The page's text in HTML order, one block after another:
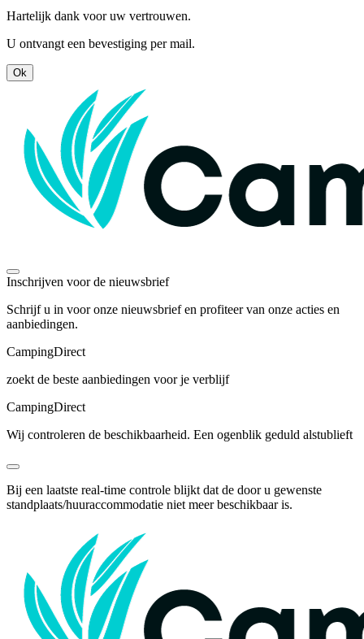
Hartelijk dank voor uw vertrouwen.
U ontvangt een bevestiging per mail.
Ok
Inschrijven voor de nieuwsbrief
Schrijf u in voor onze nieuwsbrief en profiteer van onze acties en
aanbiedingen.
CampingDirect
zoekt de beste aanbiedingen voor je verblijf
CampingDirect
Wij controleren de beschikbaarheid. Een ogenblik geduld alstublieft
Bij een laatste real-time controle blijkt dat de door u gewenste
standplaats/huuraccommodatie niet meer beschikbaar is.